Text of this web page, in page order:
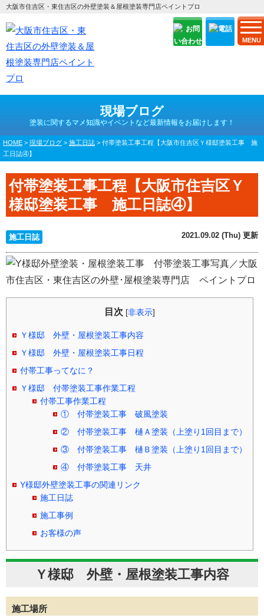
MENU
大阪市住吉区・東住吉区の外壁塗装＆屋根塗装専門店ペイントプロ
現場ブログ
塗装に関するマメ知識やイベントなど最新情報をお届けします！
HOME > 現場ブログ > 施工日誌 > 付帯塗装工事工程【大阪市住吉区Ｙ様邸塗装工事 施
工日誌④】
付帯塗装工事工程【大阪市住吉区Ｙ
様邸塗装工事 施工日誌④】
施工日誌 2021.09.02 (Thu) 更新
目次 [非表示]
Ｙ様邸 外壁・屋根塗装工事内容
Ｙ様邸 外壁・屋根塗装工事日程
付帯工事ってなに？
Ｙ様邸 付帯塗装工事作業工程
付帯工事作業工程
① 付帯塗装工事 破風塗装
② 付帯塗装工事 樋Ａ塗装（上塗り1回目まで）
③ 付帯塗装工事 樋Ｂ塗装（上塗り1回目まで）
④ 付帯塗装工事 天井
Y様邸外壁塗装工事の関連リンク
施工日誌
施工事例
お客様の声
Ｙ様邸 外壁・屋根塗装工事内容
施工場所